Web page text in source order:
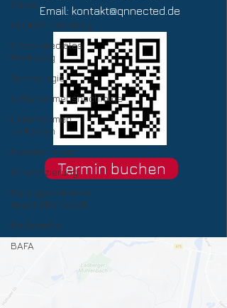
Sales
Content Marketing
Cross-mediales
Marketing
Technologie
Unternehmensnachfolge
Unternehmen
verkaufen
Investor finden
Smartifizierung
Datengetriebenes
Geschäftsmodell
Fördermittel
BAFA
Email: kontakt@qnnected.de
Termin buchen